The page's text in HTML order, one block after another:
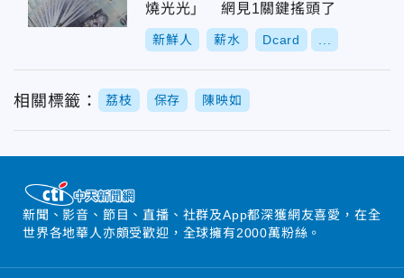
燒光光」 網見1關鍵搖頭了
新鮮人 薪水 Dcard
相關標籤： 荔枝 保存 陳映如
新聞、影音、節目、直播、社群及App都深獲網友喜愛，在全
世界各地華人亦頗受歡迎，全球擁有2000萬粉絲。